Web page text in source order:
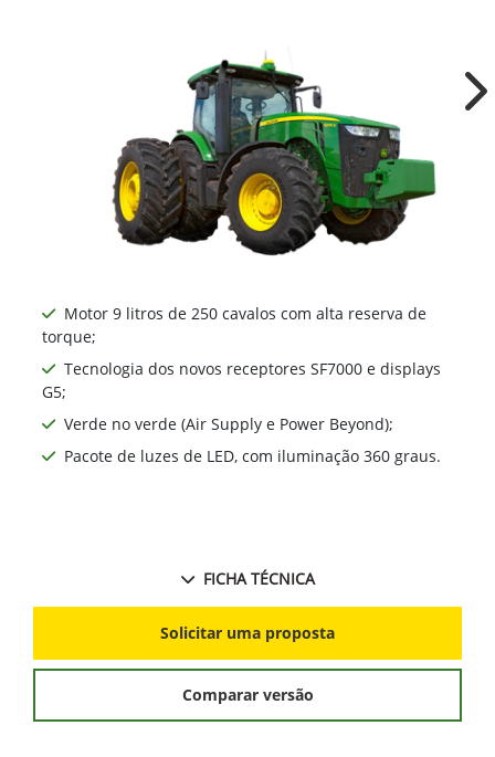
Motor 9 litros de 250 cavalos com alta reserva de
torque;
Tecnologia dos novos receptores SF7000 e displays
G5;
Verde no verde (Air Supply e Power Beyond);
Pacote de luzes de LED, com iluminação 360 graus.
FICHA TÉCNICA
Solicitar uma proposta
Comparar versão